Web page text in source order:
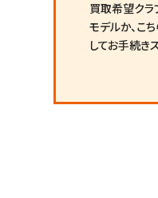
買取希望クラ
モデルか、 こ
してお手続き